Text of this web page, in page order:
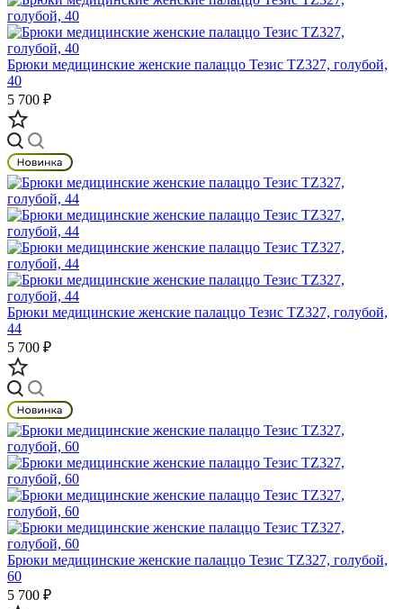
Брюки медицинские женские палаццо Тезис TZ327, голубой,
40
5 700 ₽
Брюки медицинские женские палаццо Тезис TZ327, голубой,
44
5 700 ₽
Брюки медицинские женские палаццо Тезис TZ327, голубой,
60
5 700 ₽